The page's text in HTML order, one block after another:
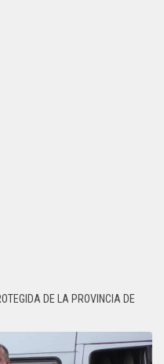
DE LA PROVINCIA DE